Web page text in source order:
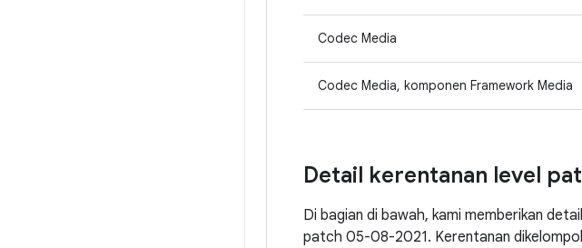
Codec Media
Codec Media, komponen Framework Media
Detail kerentanan level
Di bagian di bawah, kami memberikan
patch 05-08-2021. Kerentanan